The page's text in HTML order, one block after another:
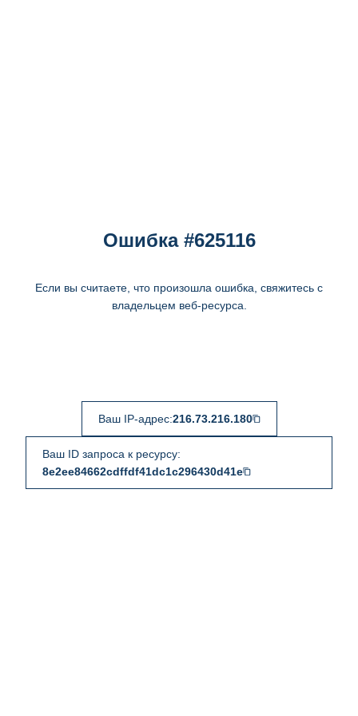
Ошибка #625116
Если вы считаете, что произошла ошибка, свяжитесь с
владельцем веб-ресурса.
Ваш IP-адрес:216.73.216.180
Ваш ID запроса к ресурсу:
8e2ee84662cdffdf41dc1c296430d41e